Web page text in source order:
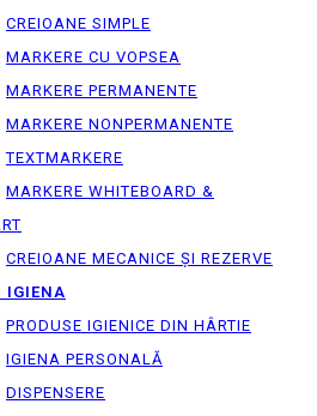
CREIOANE SIMPLE
MARKERE CU VOPSEA
MARKERE PERMANENTE
MARKERE NONPERMANENTE
TEXTMARKERE
MARKERE WHITEBOARD &
CREIOANE MECANICE ȘI REZERVE
IGIENA
PRODUSE IGIENICE DIN HÂRTIE
IGIENA PERSONALĂ
DISPENSERE